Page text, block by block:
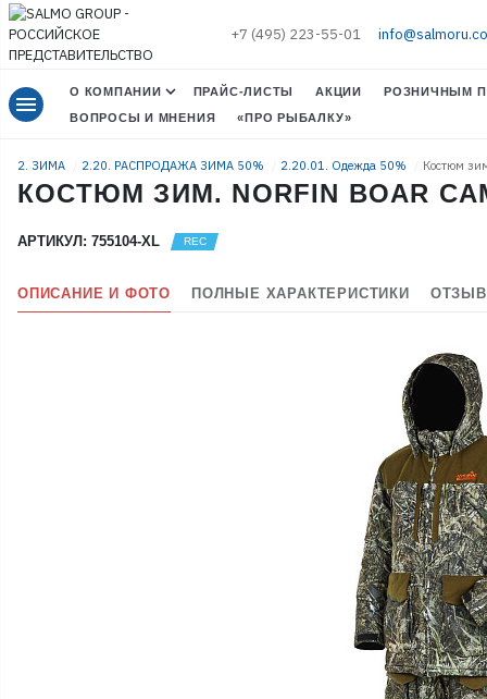
+7 (495) 223-55-01
menu О КОМПАНИИ ПРАЙС-ЛИСТЫ АКЦИИ
РОЗНИЧНЫМ
ВОПРОСЫ И МНЕНИЯ
«ПРО РЫБАЛКУ»
2. ЗИМА 2.20. РАСПРОДАЖА ЗИМА 50% 2.20.01. Одежда 50% Костюм
КОСТЮМ ЗИМ. NORFIN BOAR
АРТИКУЛ: 755104-XL
ОПИСАНИЕ И ФОТО ПОЛНЫЕ ХАРАКТЕРИСТИКИ